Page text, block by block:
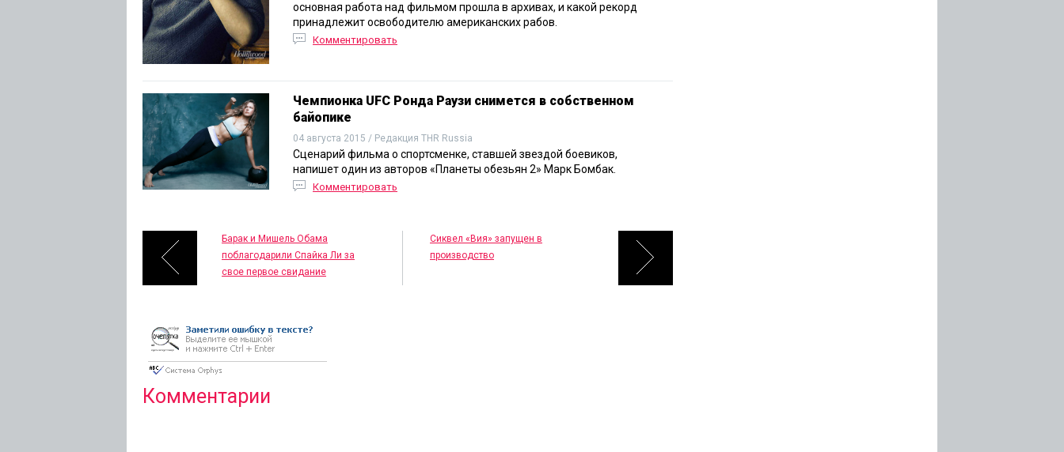
основная работа над фильмом прошла в архивах, и какой рекорд
принадлежит освободителю американских рабов.
Комментировать
Чемпионка UFC Ронда Раузи снимется в собственном
байопике
04 августа 2015 / Редакция THR Russia
Сценарий фильма о спортсменке, ставшей звездой боевиков,
напишет один из авторов «Планеты обезьян 2» Марк Бомбак.
Комментировать
Барак и Мишель Обама
поблагодарили Спайка Ли за
свое первое свидание
Сиквел «Вия» запущен в
производство
Комментарии